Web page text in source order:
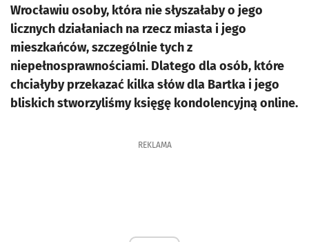
Wrocławiu osoby, która nie słyszałaby o jego
licznych działaniach na rzecz miasta i jego
mieszkańców, szczególnie tych z
niepełnosprawnościami. Dlatego dla osób, które
chciałyby przekazać kilka słów dla Bartka i jego
bliskich stworzyliśmy księgę kondolencyjną online.
REKLAMA